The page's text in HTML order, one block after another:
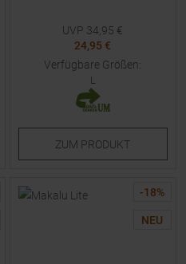
UVP 34,95 €
24,95 €
Verfügbare Größen:
L
ZUM PRODUKT
-18%
NEU